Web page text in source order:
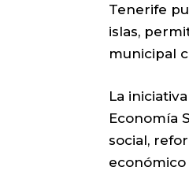
Tenerife
islas,
municipal
La
Economía
social,